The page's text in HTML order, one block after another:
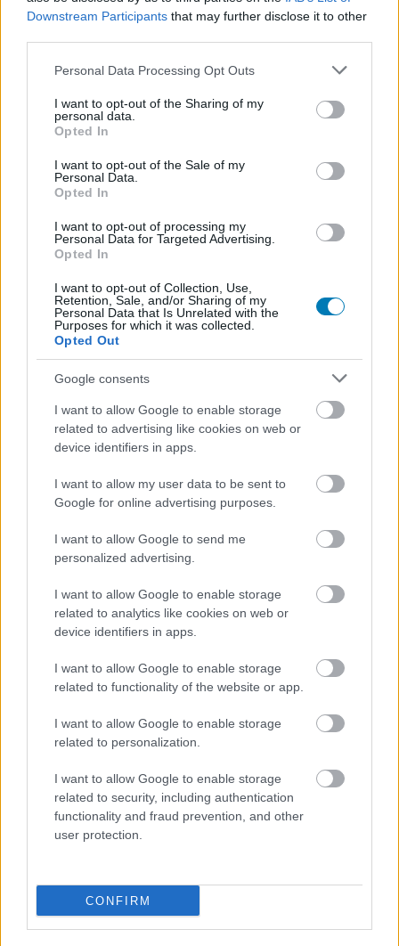
Downstream Participants that may further disclose it to other
Please note that this website/app uses one or more Google
not limited to your visit or usage behaviour. You may click to
grant or deny consent to Google and its third-party tags to
use your data for below specified purposes in below Google
consent section.
Personal Data Processing Opt Outs
I want to opt-out of the Sharing of my
personal data.
Opted In
I want to opt-out of the Sale of my
Personal Data.
Opted In
I want to opt-out of processing my
Personal Data for Targeted Advertising.
Opted In
I want to opt-out of Collection, Use,
Retention, Sale, and/or Sharing of my
Personal Data that Is Unrelated with the
Purposes for which it was collected.
Opted Out
Google consents
I want to allow Google to enable storage
related to advertising like cookies on web or
device identifiers in apps.
I want to allow my user data to be sent to
Google for online advertising purposes.
I want to allow Google to send me
personalized advertising.
I want to allow Google to enable storage
related to analytics like cookies on web or
device identifiers in apps.
I want to allow Google to enable storage
related to functionality of the website or app.
I want to allow Google to enable storage
related to personalization.
I want to allow Google to enable storage
related to security, including authentication
functionality and fraud prevention, and other
user protection.
CONFIRM
Címkék: #ted lasso #sorozat #apple tv+
#apple
#jason sudeikis
Hihetetlenül olcsón csaphatsz
most le a Bethesda klasszikus
játékaira
A GOG.com legújabb akciói kifejezetten a
régebbi közönségkedvenc Bethesda címekre
Unmute Loaded:
21.86%
A GOG.com időről időre kedveskedni szokott a
felhasználóknak különféle akciókkal, és most is
pontosan így tettek. Ezúttal az 1986-ban
alapított Bethesda legjobb munkái közül válogattak, így
jelenleg is fut, és valóban kiváló játékok közül lehet
benne szemezgetni.
Ezúttal kifejezetten a régebbi klasszikusokra
kicsik kedvezményekkel párat.